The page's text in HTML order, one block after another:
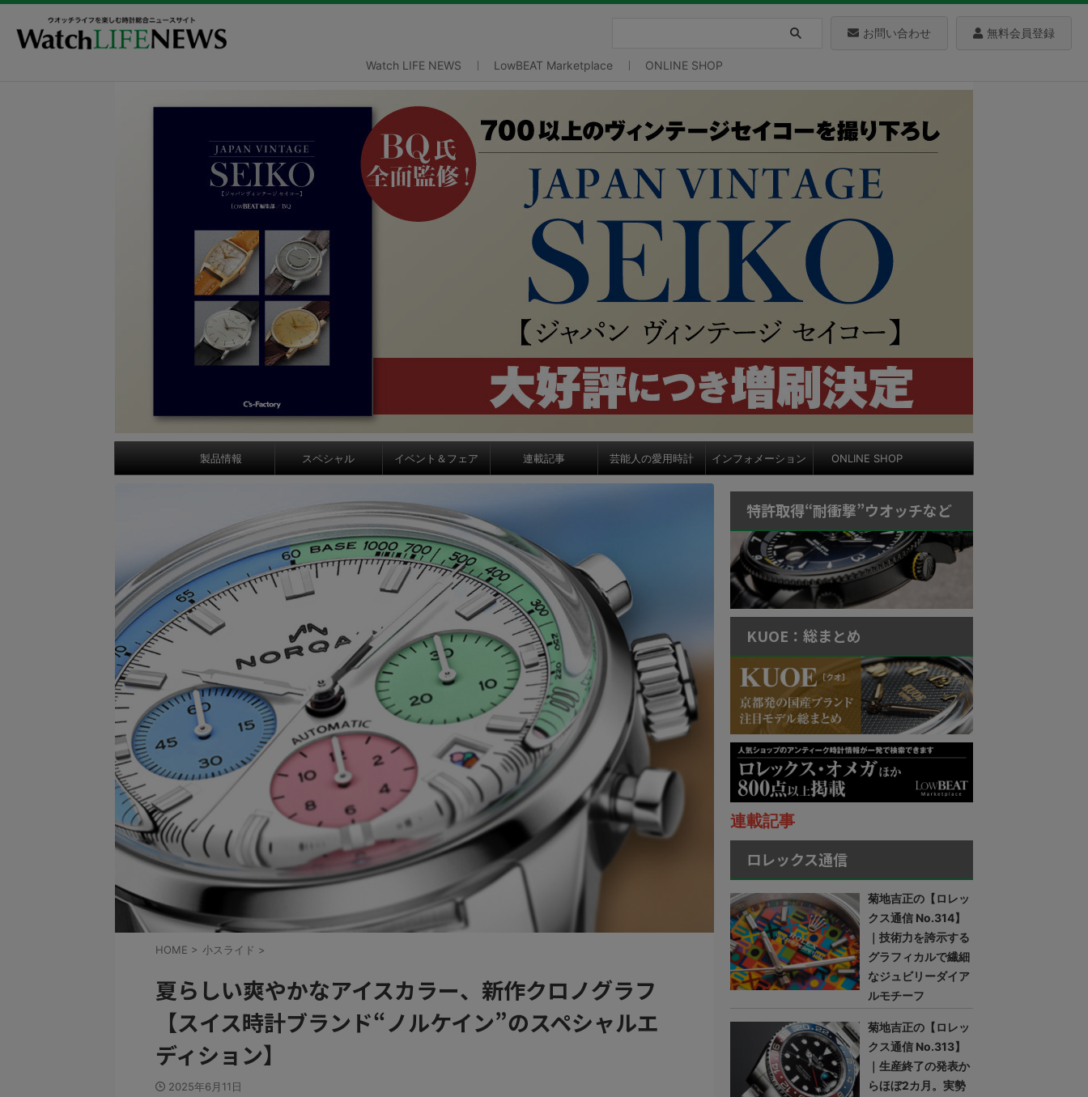
お問い合わせ 無料会員登録
Watch LIFE NEWS LowBEAT Marketplace ONLINE SHOP
製品情報 スペシャル イベント＆フェア 連載記事 芸能人の愛用時計 インフォメーション ONLINE SHOP
HOME > 小スライド >
夏らしい爽やかなアイスカラー、新作クロノグラフ
【スイス時計ブランド“ノルケイン”のスペシャルエ
ディション】
2025年6月11日
特許取得“耐衝撃”ウオッチなど
KUOE：総まとめ
連載記事
ロレックス通信
菊地吉正の【ロレッ
クス通信 No.314】
｜技術力を誇示する
グラフィカルで繊細
なジュビリーダイア
ルモチーフ
菊地吉正の【ロレッ
クス通信 No.313】
｜生産終了の発表か
らほぼ2カ月。実勢